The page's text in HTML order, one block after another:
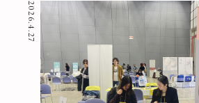
SPECIAL MENU
SHOP＆STAFF
GALLERY
2026.4.27